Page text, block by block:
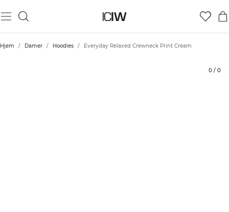
Hjem / Damer / Hoodies / Everyday Relaxed Crewneck Print Cream
0 / 0